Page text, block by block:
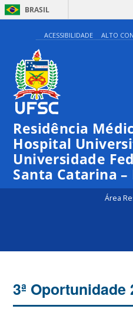
BRASIL
ACESSIBILIDADE ALTO
Residência
Hospital
Universidade
Santa Catarina –
Área
3ª Oportunidade